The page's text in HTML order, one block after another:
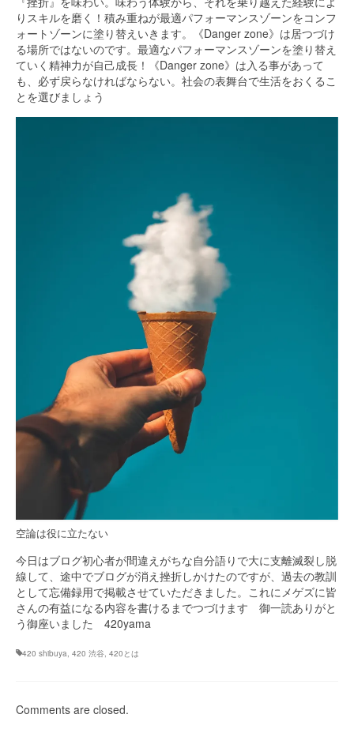
りスキルを磨く！積み重ねが最適パフォーマンスゾーンをコンフ
ォートゾーンに塗り替えいきます。《Danger zone》は居つづけ
る場所ではないのです。最適なパフォーマンスゾーンを塗り替え
ていく精神力が自己成長！《Danger zone》は入る事があって
も、必ず戻らなければならない。社会の表舞台で生活をおくるこ
とを選びましょう
空論は役に立たない
今日はブログ初心者が間違えがちな自分語りで大に支離滅裂し脱
線して、途中でブログが消え挫折しかけたのですが、過去の教訓
として忘備録用で掲載させていただきました。これにメゲズに皆
さんの有益になる内容を書けるまでつづけます 御一読ありがと
う御座いました 420yama
420 shibuya 420 渋谷 420とは
Comments are closed.